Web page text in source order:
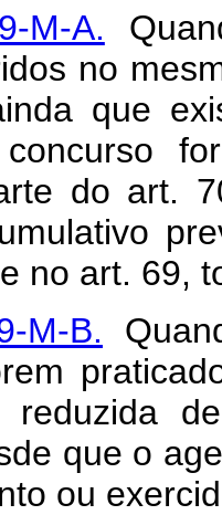
M-A.
no
que
do art.
no art. 69,
M-B.
reduzida
que o
ou